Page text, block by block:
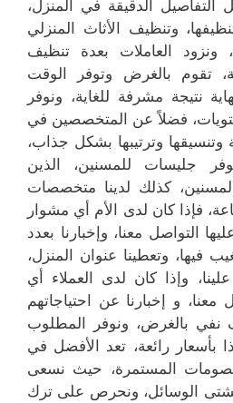
الدقيقة في المنزل،
وتنظيف الأثاث المنزلي
ونزود العاملات بعدة تنظيف
تقوم بالغرض وتوفر الوقت
نتيجة مشرفة للغاية، ونوفر
فضلاً عن المتخصصين في
وتنسيقها وترتيبها بشكل جذاب،
جليسات للمسنين، الذين
كذلك لدينا متخصصات
فإذا كان لدى الأم أي مشوار
التواصل معنا، وإخبارنا بعدد
فيها، وتعطينا عنوان المنزل،
وإذا كان لدى العملاء أي
معنا، و إخبارنا عن احتياجاتهم
بالغرض، ونوفر المطلوب
رائعة، تعد الأفضل في
المستمرة، حيث نسعى
الوسائل، ونحرص على ترك